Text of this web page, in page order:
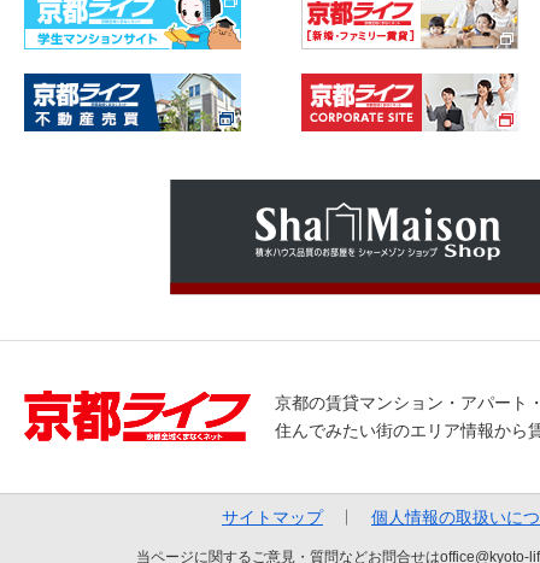
京都の賃貸マンション・アパート
住んでみたい街のエリア情報から
サイトマップ 個人情報の取扱いに
当ページに関するご意見・質問などお問合せは